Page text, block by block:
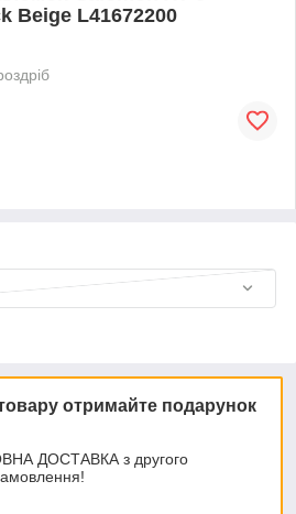
Beige L41672200
отримайте подарунок
ДОСТАВКА з другого